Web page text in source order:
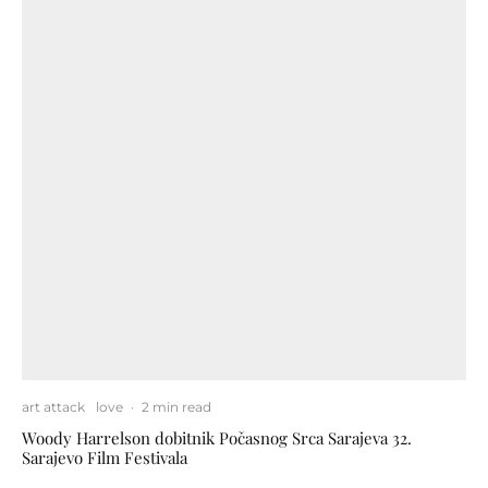
art attack love · 2 min read
Woody Harrelson dobitnik Počasnog Srca Sarajeva 32.
Sarajevo Film Festivala